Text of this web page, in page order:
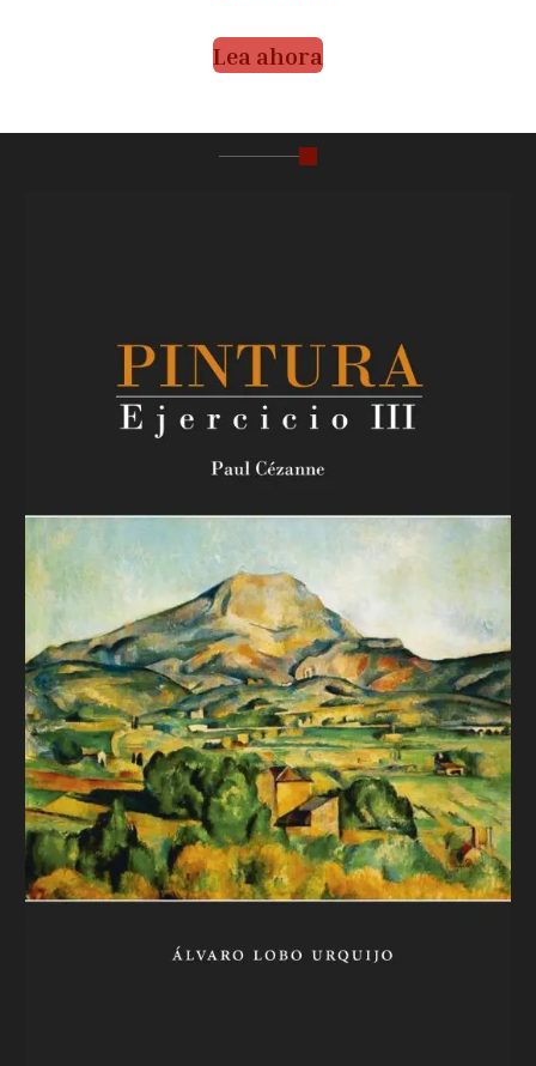
Lea ahora